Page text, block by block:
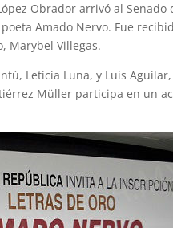
Obrador arrivó al Senado
Amado Nervo. Fue
Marybel Villegas.
Leticia Luna, y Luis
Müller participa en un